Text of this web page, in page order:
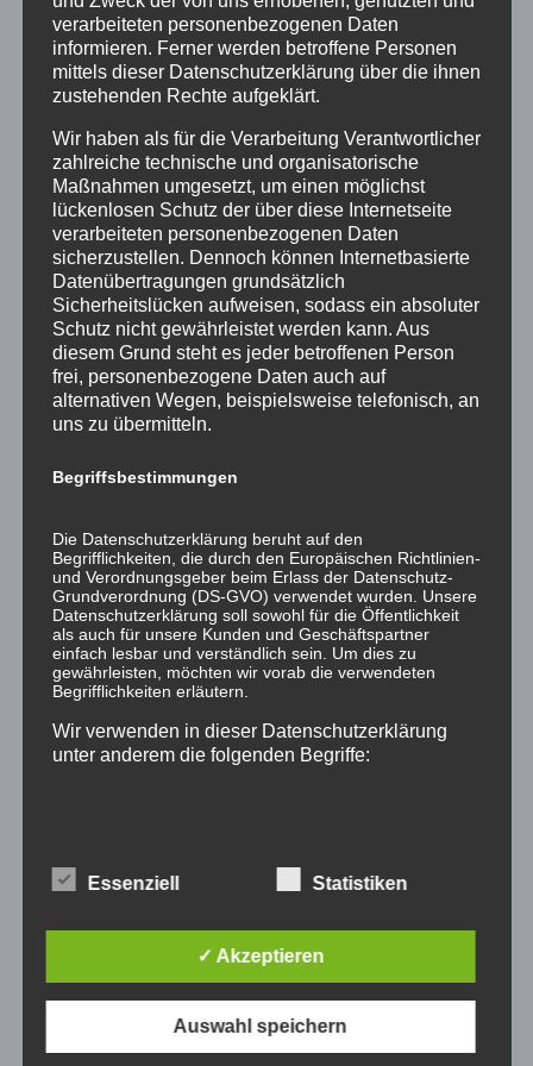
Neueste Beiträge
GeKo Wohnrecht Band 1 2. Auflage – Mitautor Dr.
Lassingleithner
Fachpublikation immolex: Besondere
Provisionsvereinbarungen
Neue Fachpublikation (ÖVI news) –
Provisionsentfall – bloße Anfechtungslage reicht
nicht aus
Provisionsentfall wegen Vertragsanfechtung –
Höhe der Haftung des Immobilienmaklers – OGH
Kategorien
Allgemein
Allgemeines Zivilrecht
Immobilien Verträge
Publikation
Schadenersatz & Gewährleistung
verarbeiteten personenbezogenen Daten
informieren. Ferner werden betroffene Personen
mittels dieser Datenschutzerklärung über die ihnen
zustehenden Rechte aufgeklärt.
Wir haben als für die Verarbeitung Verantwortlicher
zahlreiche technische und organisatorische
Maßnahmen umgesetzt, um einen möglichst
lückenlosen Schutz der über diese Internetseite
verarbeiteten personenbezogenen Daten
sicherzustellen. Dennoch können Internetbasierte
Datenübertragungen grundsätzlich
Sicherheitslücken aufweisen, sodass ein absoluter
Schutz nicht gewährleistet werden kann. Aus
diesem Grund steht es jeder betroffenen Person
frei, personenbezogene Daten auch auf
alternativen Wegen, beispielsweise telefonisch, an
uns zu übermitteln.
Begriffsbestimmungen
Die Datenschutzerklärung beruht auf den
Begrifflichkeiten, die durch den Europäischen Richtlinien-
und Verordnungsgeber beim Erlass der Datenschutz-
Grundverordnung (DS-GVO) verwendet wurden. Unsere
Datenschutzerklärung soll sowohl für die Öffentlichkeit
als auch für unsere Kunden und Geschäftspartner
einfach lesbar und verständlich sein. Um dies zu
gewährleisten, möchten wir vorab die verwendeten
Begrifflichkeiten erläutern.
Wir verwenden in dieser Datenschutzerklärung
unter anderem die folgenden Begriffe:
sich auf eine identifizierte oder identifizierbare natürliche
Person (im Folgenden „betroffene Person") beziehen.
Als identifizierbar wird eine natürliche Person
angesehen, die direkt oder indirekt, insbesondere mittels
Zuordnung zu einer Kennung wie einem Namen, zu
einer Kennnummer, zu Standortdaten, zu einer Online-
Kennung oder zu einem oder mehreren besonderen
Essenziell Statistiken
✓ Akzeptieren
Auswahl speichern